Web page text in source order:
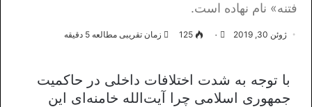
فتنه» نام نهاده است.
ژوئن 30, 2019 ۰ 125 زمان تقریبی مطالعه 5 دقیقه
با توجه به شدت اختلافات داخلی در حاکمیت
جمهوری اسلامی چرا آیت‌الله خامنه‌ای این